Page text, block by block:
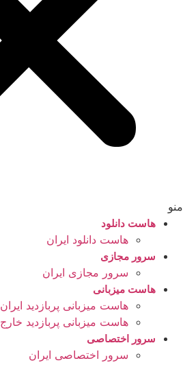
منو
هاست دانلود
هاست دانلود ایران
سرور مجازی
سرور مجازی ایران
هاست میزبانی
هاست میزبانی پربازدید ایران
هاست میزبانی پربازدید خارج
سرور اختصاصی
سرور اختصاصی ایران